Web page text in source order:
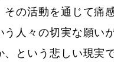
の活動を通じて痛
う人々の切実な願い
という悲しい現実で